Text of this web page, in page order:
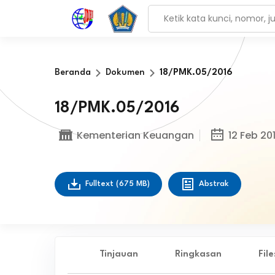
Beranda Dokumen 18/PMK.05/2016
18/PMK.05/2016
Kementerian Keuangan 12 Feb
Fulltext (675 MB) Abstrak
Tinjauan Ringkasan